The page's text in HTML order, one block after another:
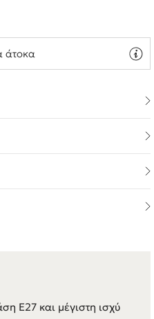
άτοκα
E27 και μέγιστη ισχύ